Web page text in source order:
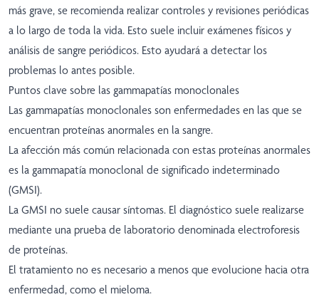
más grave, se recomienda realizar controles y revisiones periódicas
a lo largo de toda la vida. Esto suele incluir exámenes físicos y
análisis de sangre periódicos. Esto ayudará a detectar los
problemas lo antes posible.
Puntos clave sobre las gammapatías monoclonales
Las gammapatías monoclonales son enfermedades en las que se
encuentran proteínas anormales en la sangre.
La afección más común relacionada con estas proteínas anormales
es la gammapatía monoclonal de significado indeterminado
(GMSI).
La GMSI no suele causar síntomas. El diagnóstico suele realizarse
mediante una prueba de laboratorio denominada electroforesis
de proteínas.
El tratamiento no es necesario a menos que evolucione hacia otra
enfermedad, como el mieloma.